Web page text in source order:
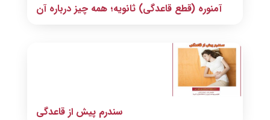
آمنوره (قطع قاعدگی) ثانویه؛ همه چیز درباره آن
سندرم پیش از قاعدگی